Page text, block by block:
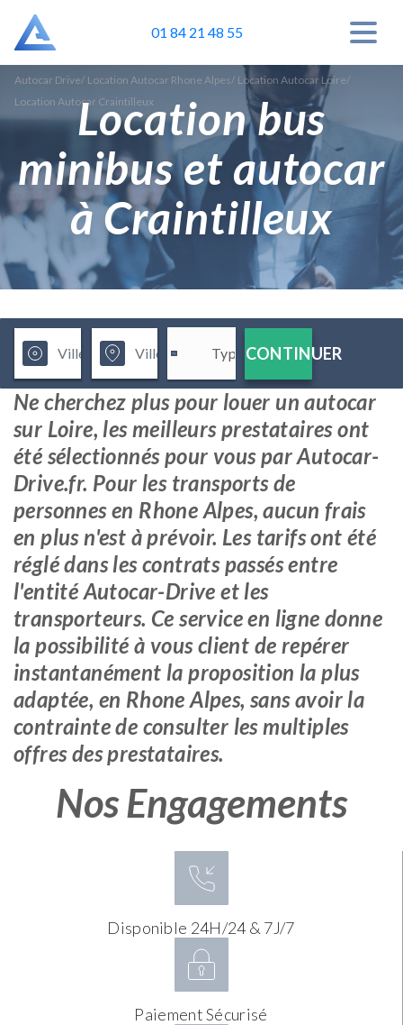
01 84 21 48 55
Autocar Drive/ Location Autocar Rhone Alpes/ Location Autocar Loire/
Location Autocar Craintilleux
Location bus
minibus et autocar
à Craintilleux
CONTINUER
Ne cherchez plus pour louer un autocar
sur Loire, les meilleurs prestataires ont
été sélectionnés pour vous par Autocar-
Drive.fr. Pour les transports de
personnes en Rhone Alpes, aucun frais
en plus n'est à prévoir. Les tarifs ont été
réglé dans les contrats passés entre
l'entité Autocar-Drive et les
transporteurs. Ce service en ligne donne
la possibilité à vous client de repérer
instantanément la proposition la plus
adaptée, en Rhone Alpes, sans avoir la
contrainte de consulter les multiples
offres des prestataires.
Nos Engagements
Disponible 24H/24 & 7J/7
Paiement Sécurisé